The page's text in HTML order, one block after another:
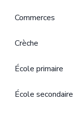
Commerces
Crèche
École primaire
École secondaire